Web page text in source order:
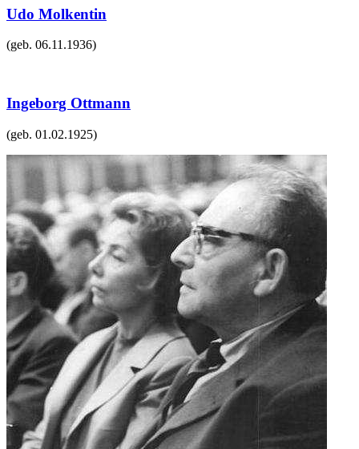
Udo Molkentin
(geb. 06.11.1936)
Ingeborg Ottmann
(geb. 01.02.1925)